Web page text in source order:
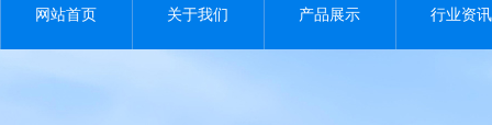
网站首页 关于我们 产品展示 行业资讯